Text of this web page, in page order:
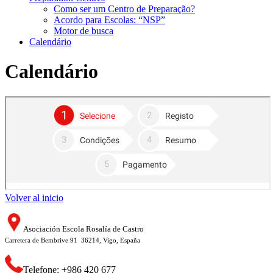
Como ser um Centro de Preparação?
Acordo para Escolas: “NSP”
Motor de busca
Calendário
Calendário
Volver al inicio
Asociación Escola Rosalía de Castro
Carretera de Bembrive 91 36214, Vigo, España
Telefone: +986 420 677